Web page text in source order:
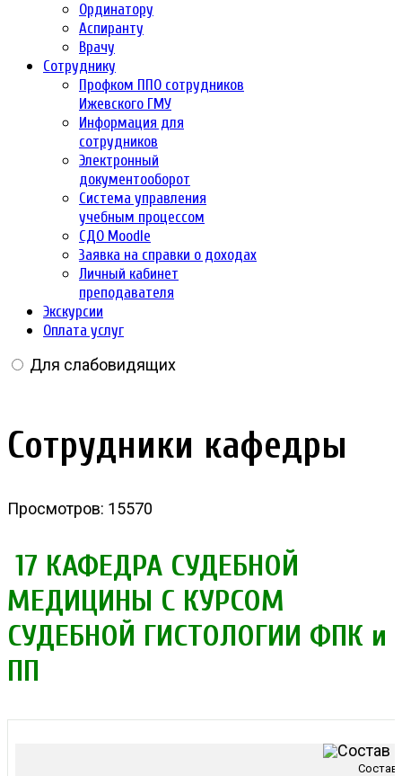
Ординатору
Аспиранту
Врачу
Сотруднику
Профком ППО сотрудников
Ижевского ГМУ
Информация для
сотрудников
Электронный
документооборот
Система управления
учебным процессом
СДО Moodle
Заявка на справки о доходах
Личный кабинет
преподавателя
Экскурсии
Оплата услуг
Для слабовидящих
Сотрудники кафедры
Просмотров: 15570
17 КАФЕДРА СУДЕБНОЙ
МЕДИЦИНЫ С КУРСОМ
СУДЕБНОЙ ГИСТОЛОГИИ ФПК и
ПП
Состав